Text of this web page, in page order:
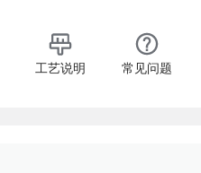
工艺说明 常见问题